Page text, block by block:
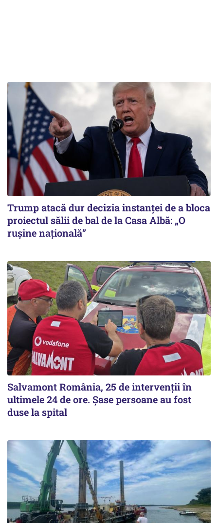
Trump atacă dur decizia instanţei de a bloca
proiectul sălii de bal de la Casa Albă: „O
ruşine naţională”
Salvamont România, 25 de intervenții în
ultimele 24 de ore. Șase persoane au fost
duse la spital